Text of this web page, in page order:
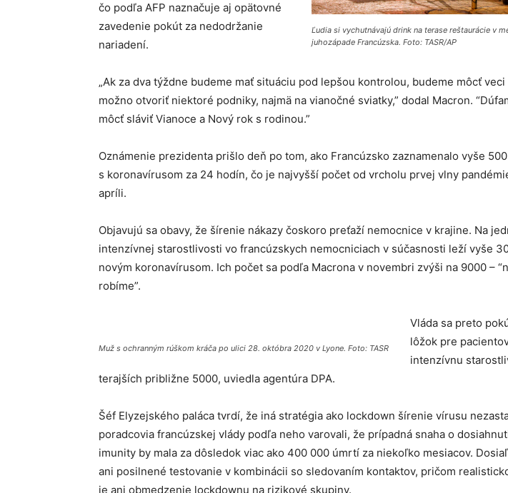
Ľudia si vychutnávajú drink na terase reštaurácie v
juhozápade Francúzska. Foto: TASR/AP
čo podľa AFP naznačuje aj opätovné
zavedenie pokút za nedodržanie
nariadení.
„Ak za dva týždne budeme mať situáciu pod lepšou kontrolou, budeme môcť
možno otvoriť niektoré podniky, najmä na vianočné sviatky,” dodal Macron.
môcť sláviť Vianoce a Nový rok s rodinou.”
Oznámenie prezidenta prišlo deň po tom, ako Francúzsko zaznamenalo vyše
s koronavírusom za 24 hodín, čo je najvyšší počet od vrcholu prvej vlny
apríli.
Objavujú sa obavy, že šírenie nákazy čoskoro preťaží nemocnice v krajine. Na
intenzívnej starostlivosti vo francúzskych nemocniciach v súčasnosti leží vyše
novým koronavírusom. Ich počet sa podľa Macrona v novembri zvýši na 9000 –
robíme”.
Muž s ochranným rúškom kráča po ulici 28. októbra 2020 v Lyone. Foto: TASR
Vláda sa preto
lôžok pre
intenzívnu
terajších približne 5000, uviedla agentúra DPA.
Šéf Elyzejského paláca tvrdí, že iná stratégia ako lockdown šírenie vírusu
poradcovia francúzskej vlády podľa neho varovali, že prípadná snaha o
imunity by mala za dôsledok viac ako 400 000 úmrtí za niekoľko mesiacov.
ani posilnené testovanie v kombinácii so sledovaním kontaktov, pričom
je ani obmedzenie lockdownu na rizikové skupiny.